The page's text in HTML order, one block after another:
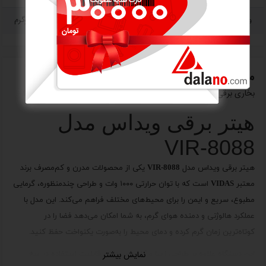
وزن
نمایش بیشتر
معرفی اجمالی
بخاری برقی ویداس VIR-8088
هیتر برقی ویداس مدل
VIR-8088
هیتر برقی ویداس مدل VIR-8088
یکی از محصولات مدرن و کم‌مصرف برند
معتبرVIDAS
است که با توان حرارتی ۱۰۰۰ وات و طراحی چندمنظوره، گرمایی
مطبوع، سریع و ایمن را برای محیط‌های مختلف فراهم می‌کند. این مدل با
عملکرد هالوژنی و دمنده هوای گرم، به شما امکان می‌دهد فضا را در
این دستگاه علاوه بر طراحی زیبا و کاربردی، دارای قابلیت استفاده در سه